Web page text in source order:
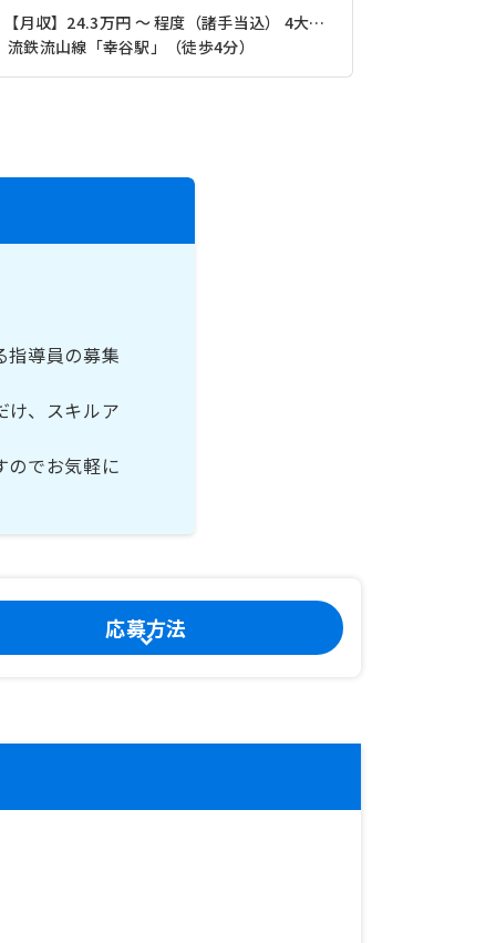
【月収】24.3万円 ～ 程度（諸手当込） 4大卒で3年目
流鉄流山線「幸谷駅」（徒歩4分）
指導員の募集
け、スキルア
のでお気軽に
応募方法